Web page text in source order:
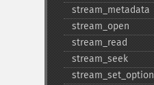
stream_​metadata
stream_​open
stream_​read
stream_​seek
stream_​set_​option